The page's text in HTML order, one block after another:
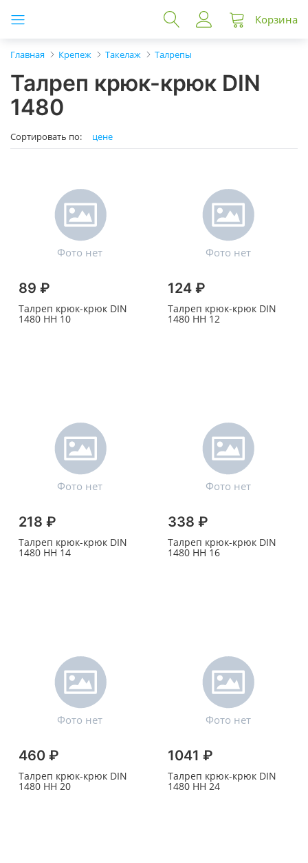
Корзина
Главная Крепеж Такелаж Талрепы
Талреп крюк-крюк DIN
1480
Сортировать по: цене
89 ₽
Талреп крюк-крюк DIN
1480 HH 10
124 ₽
Талреп крюк-крюк DIN
1480 HH 12
218 ₽
Талреп крюк-крюк DIN
1480 HH 14
338 ₽
Талреп крюк-крюк DIN
1480 HH 16
460 ₽
Талреп крюк-крюк DIN
1480 HH 20
1041 ₽
Талреп крюк-крюк DIN
1480 HH 24